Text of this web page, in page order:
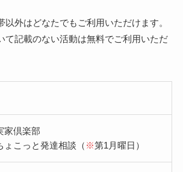
以外はどなたでもご利用いただけます。
て記載のない活動は無料でご利用いただ
家倶楽部
こっと発達相談（ ※第1月曜日）